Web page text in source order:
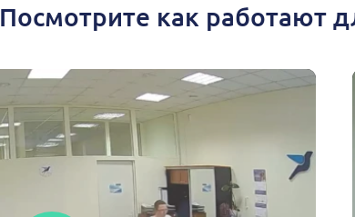
Посмотрите как работают